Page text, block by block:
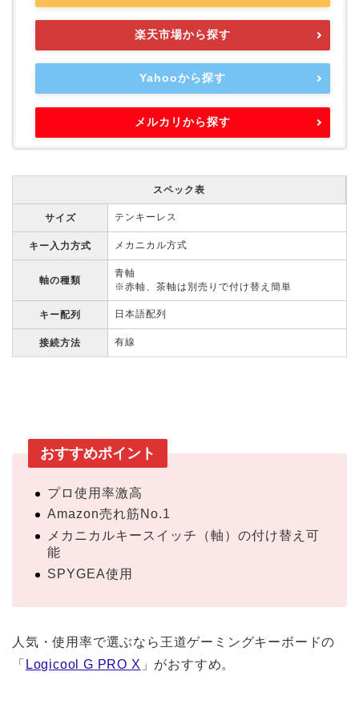
楽天市場から探す
Yahooから探す
メルカリから探す
スペック表
サイズ テンキーレス
キー入力方式 メカニカル方式
軸の種類
青軸
※赤軸、茶軸は別売りで付け替え簡単
キー配列 日本語配列
接続方法 有線
おすすめポイント
プロ使用率激高
Amazon売れ筋No.1
メカニカルキースイッチ（軸）の付け替え可
能
SPYGEA使用
人気・使用率で選ぶなら王道ゲーミングキーボードの
「 Logicool G PRO X 」がおすすめ。